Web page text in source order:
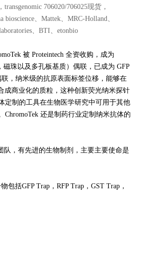
706020/706025现货，
、Mattek、MRC-Holland、
、BTI、etonbio
被 Proteintech 全资收购，成为
磁珠以及多孔板基质）偶联，已成为 GFP
，纳米级的抗原表面标签位移，能够在
成商业化的质粒，这种创新荧光纳米探针
定制的工具在生物医学研究中可用于其他
还是制药行业定制纳米抗体的
队，有先进的生物制剂，主要主要使命是
括GFP Trap，RFP Trap，GST Trap，